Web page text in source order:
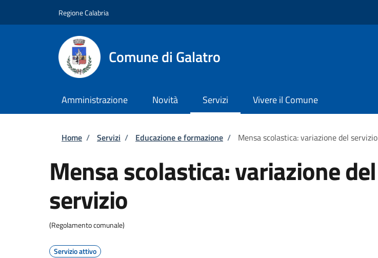
Regione Calabria
Comune di Galatro
Amministrazione Novità Servizi Vivere il Comune
Briciole di pane
Home / Servizi / Educazione e formazione / Mensa scolastica: variazione del servizio
Mensa scolastica: variazione del
servizio
(Regolamento comunale)
Servizio attivo